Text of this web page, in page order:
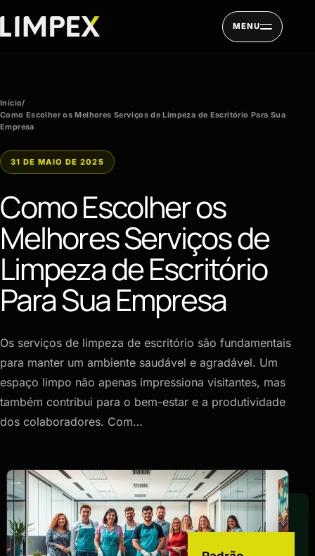
MENU
Início/
Como Escolher os Melhores Serviços de Limpeza de Escritório Para Sua
Empresa
31 DE MAIO DE 2025
Como Escolher os
Melhores Serviços de
Limpeza de Escritório
Para Sua Empresa
Os serviços de limpeza de escritório são fundamentais
para manter um ambiente saudável e agradável. Um
espaço limpo não apenas impressiona visitantes, mas
também contribui para o bem-estar e a produtividade
dos colaboradores. Com…